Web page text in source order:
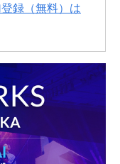
録（無料）は